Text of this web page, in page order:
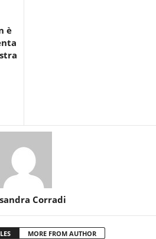
è
Corradi
MORE FROM AUTHOR